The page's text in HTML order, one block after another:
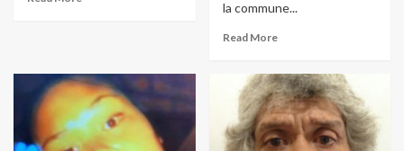
la commune...
Read More